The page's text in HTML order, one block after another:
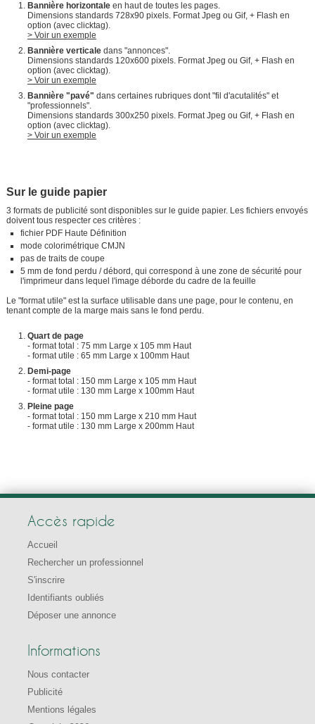
Bannière horizontaleen haut de toutes les pages.
Dimensions standards 728x90 pixels. Format Jpeg ou Gif, + Flash en
option (avec clicktag).
> Voir un exemple
Bannière verticaledans "annonces".
Dimensions standards 120x600 pixels. Format Jpeg ou Gif, + Flash en
option (avec clicktag).
> Voir un exemple
Bannière "pavé" dans certaines rubriques dont "fil d'acutalités" et
"professionnels".
Dimensions standards 300x250 pixels. Format Jpeg ou Gif, + Flash en
option (avec clicktag).
> Voir un exemple
Sur le guide papier
3 formats de publicité sont disponibles sur le guide papier. Les fichiers envoyés
doivent tous respecter ces critères :
fichier PDF Haute Définition
mode colorimétrique CMJN
pas de traits de coupe
5 mm de fond perdu / débord, qui correspond à une zone de sécurité pour
l'imprimeur dans lequel l'image déborde du cadre de la feuille
Le "format utile" est la surface utilisable dans une page, pour le contenu, en
tenant compte de la marge mais sans le fond perdu.
Quart de page
- format total : 75 mm Large x 105 mm Haut
- format utile : 65 mm Large x 100mm Haut
Demi-page
- format total : 150 mm Large x 105 mm Haut
- format utile : 130 mm Large x 100mm Haut
Pleine page
- format total : 150 mm Large x 210 mm Haut
- format utile : 130 mm Large x 200mm Haut
Accès rapide
Accueil
Rechercher un professionnel
S'inscrire
Identifiants oubliés
Déposer une annonce
Informations
Nous contacter
Publicité
Mentions légales